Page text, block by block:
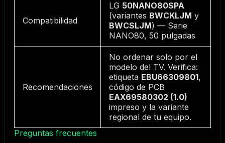
Compatibilidad
LG 50NANO80SPA
(variantes BWCKLJM y
BWCSLJM) — Serie
NANO80, 50 pulgadas
Recomendaciones
No ordenar solo por el
modelo del TV. Verifica:
etiqueta EBU66309801,
código de PCB
EAX69580302 (1.0)
impreso y la variante
regional de tu equipo.
Preguntas frecuentes